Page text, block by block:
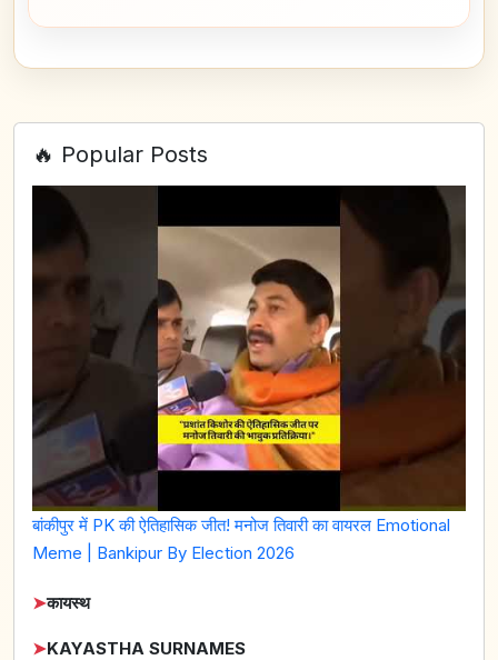
🔥 Popular Posts
बांकीपुर में PK की ऐतिहासिक जीत! मनोज तिवारी का वायरल Emotional
Meme | Bankipur By Election 2026
➤कायस्थ
➤KAYASTHA SURNAMES